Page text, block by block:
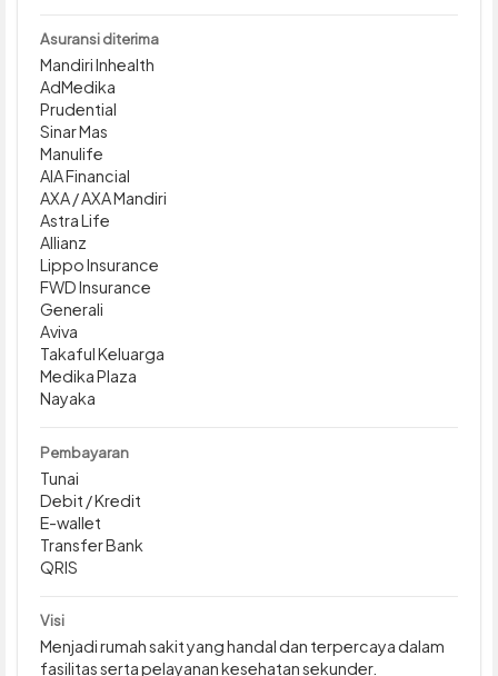
Asuransi diterima
Mandiri Inhealth
AdMedika
Prudential
Sinar Mas
Manulife
AIA Financial
AXA / AXA Mandiri
Astra Life
Allianz
Lippo Insurance
FWD Insurance
Generali
Aviva
Takaful Keluarga
Medika Plaza
Nayaka
Pembayaran
Tunai
Debit / Kredit
E-wallet
Transfer Bank
QRIS
Visi
Menjadi rumah sakit yang handal dan terpercaya dalam
fasilitas serta pelayanan kesehatan sekunder.